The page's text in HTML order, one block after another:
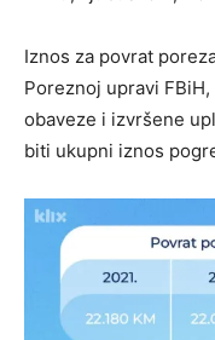
Iznos za povrat
Poreznoj upravi
obaveze i izvršene
biti ukupni iznos